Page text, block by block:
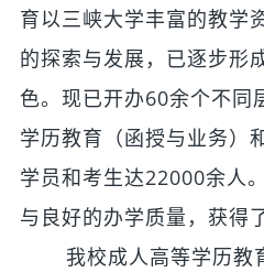
育以三峡大学丰富的教学
的探索与发展，已逐步形
色。现已开办60余个不同
学历教育（函授与业务）
学员和考生达22000余人
与良好的办学质量，获得
我校成人高等学历教